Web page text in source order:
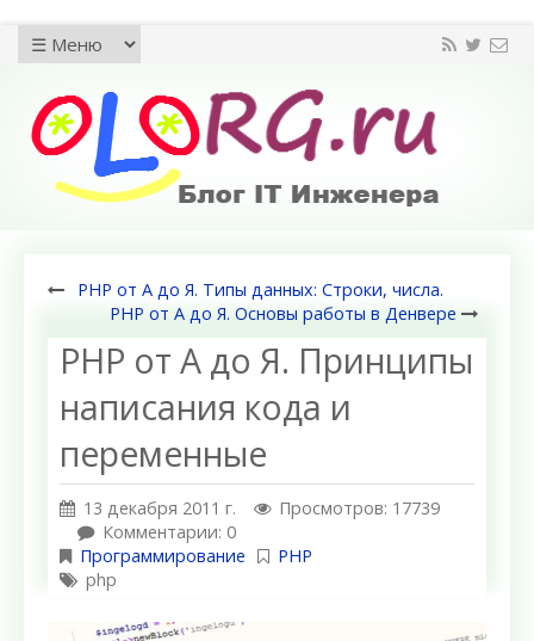
PHP от А до Я. Типы данных: Строки, числа.
PHP от А до Я. Основы работы в Денвере
PHP от А до Я. Принципы
написания кода и
переменные
13 декабря 2011 г.
Просмотров: 17739
Комментарии: 0
Программирование
PHP
php